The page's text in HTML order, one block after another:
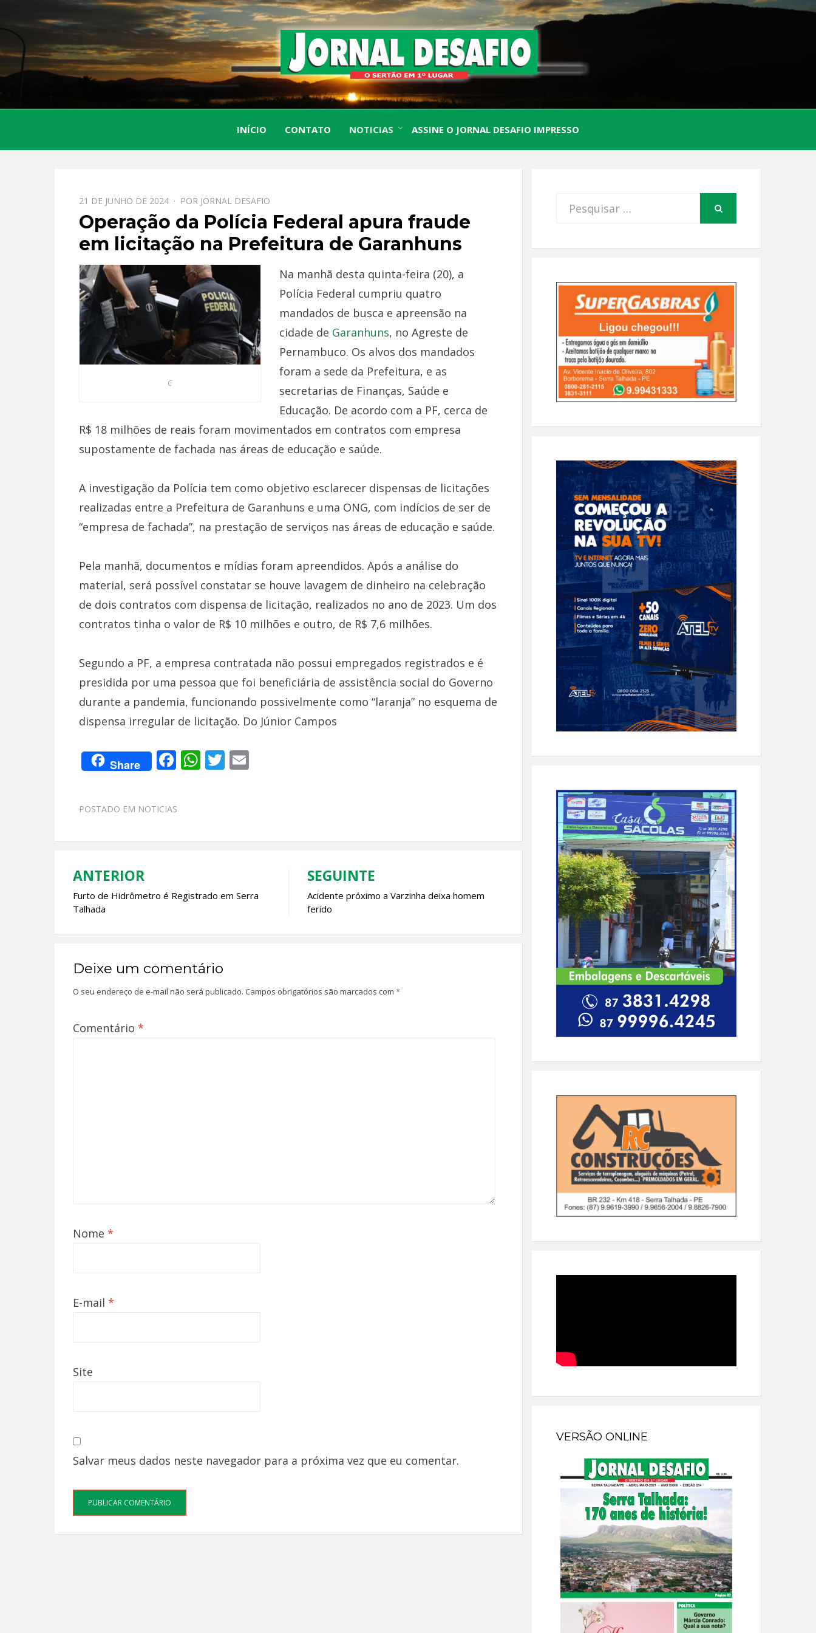
JORNAL
DESAFIO
O Sertão em 1º Lugar
INÍCIO CONTATO NOTICIAS ASSINE O JORNAL DESAFIO IMPRESSO
PPOSTADO
EM
21 DE JUNHO DE 2024 POR JORNAL DESAFIO
Operação da Polícia Federal apura fraude
em licitação na Prefeitura de Garanhuns
C
Na manhã desta quinta-feira (20), a
Polícia Federal cumpriu quatro
mandados de busca e apreensão na
cidade de Garanhuns, no Agreste de
Pernambuco. Os alvos dos mandados
foram a sede da Prefeitura, e as
secretarias de Finanças, Saúde e
Educação. De acordo com a PF, cerca de
R$ 18 milhões de reais foram movimentados em contratos com empresa
supostamente de fachada nas áreas de educação e saúde.
A investigação da Polícia tem como objetivo esclarecer dispensas de licitações
realizadas entre a Prefeitura de Garanhuns e uma ONG, com indícios de ser de
“empresa de fachada”, na prestação de serviços nas áreas de educação e saúde.
Pela manhã, documentos e mídias foram apreendidos. Após a análise do
material, será possível constatar se houve lavagem de dinheiro na celebração
de dois contratos com dispensa de licitação, realizados no ano de 2023. Um dos
contratos tinha o valor de R$ 10 milhões e outro, de R$ 7,6 milhões.
Segundo a PF, a empresa contratada não possui empregados registrados e é
presidida por uma pessoa que foi beneficiária de assistência social do Governo
durante a pandemia, funcionando possivelmente como “laranja” no esquema de
dispensa irregular de licitação. Do Júnior Campos
Share F
b
o
W
A
T E
POSTADO EM NOTICIAS
Navegação
de
ANTERIOR
Furto de Hidrômetro é Registrado em Serra
Talhada
SEGUINTE
Acidente próximo a Varzinha deixa homem
ferido
Deixe um comentário
O seu endereço de e-mail não será publicado. Campos obrigatórios são marcados com *
Comentário *
Nome *
E-mail *
Site
Salvar meus dados neste navegador para a próxima vez que eu comentar.
Procurar
VERSÃO ONLINE